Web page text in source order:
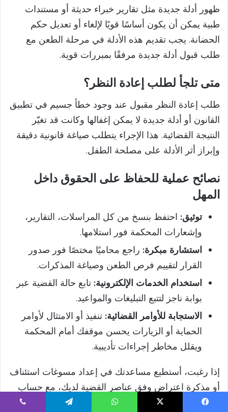
ظهور أدلة جديدة مثل تقارير خبراء حديثة أو مستندات
طبية يمكن أن يكون أساسًا قويًا لإلغاء أو تعديل حكم
الحضانة. يجب تقديم هذه الأدلة في مرحلة الطعن مع
طلب قبول أدلة جديدة مرفقًا بمبررات قوية.
متى تلجأ لطلب إعادة النظر؟
طلب إعادة النظر مقبول عند وجود خطأ جسيم في تطبيق
القانون أو أدلة جديدة لا يمكن إغفالها وكانت قد تغيّر
النتيجة القضائية. هذا الإجراء يتطلب صياغة قانونية دقيقة
وإبراز أثر الأدلة على مصلحة الطفل.
نصائح عملية للحفاظ على الحقوق داخل
المهل
توثيق: احتفظ بنسخ من كل المراسلات، التقارير،
وإشعارات المحكمة فور استلامها.
استشارة مبكرة: راجع محاميًا مختصًا فور صدور
القرار لتقييم فرص الطعن وصياغة المذكرات.
استخدام الخدمات الإلكترونية: تابع حالة القضية عبر
بوابة ناجز لتتبع التبليغات والمواعيد.
الاستجابة للأوامر القضائية: تنفيذ أو الامتثال لأوامر
الحماية أو الزيارات يحسن موقفك أمام المحكمة
ويقلل مخاطر إجراءات تأديبية.
إذا رغبت، أستطيع مساعدتك في إعداد مسوغات استئناف
أو مذكرة اعتراض وفق عناصر القضية لديك، مع حساب
المهل النظامية بدقة وضمان تقديم الأدلة بشكل يراعي